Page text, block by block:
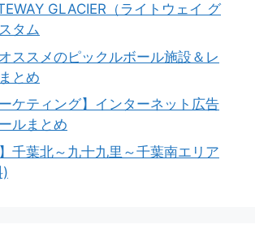
GLACIER（ライトウェイ グ
タム
ススメのピックルボール施設＆レ
とめ
ケティング】インターネット広告
ルまとめ
千葉北～九十九里～千葉南エリア
)